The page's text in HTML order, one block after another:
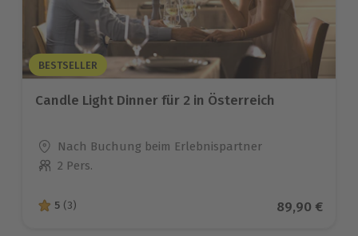
BESTSELLER
Candle Light Dinner für 2 in Österreich
Standort
Nach Buchung beim Erlebnispartner
Anzahl der Teilnehmer
2 Pers.
5 von 5 Sternen basierend auf 3 Bewertungen
5 (3) Aktueller
89,90 €